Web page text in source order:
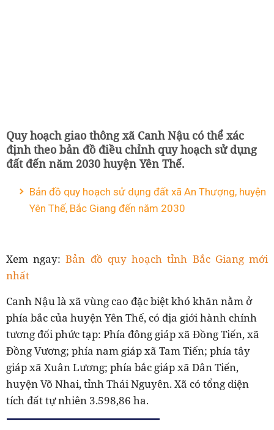
Quy hoạch giao thông xã Canh Nậu có thể xác
định theo bản đồ điều chỉnh quy hoạch sử dụng
đất đến năm 2030 huyện Yên Thế.
Bản đồ quy hoạch sử dụng đất xã An Thượng, huyện
Yên Thế, Bắc Giang đến năm 2030
Xem ngay:Bản đồ quy hoạch tỉnh Bắc Giang mới
nhất
Canh Nậu là xã vùng cao đặc biệt khó khăn nằm ở
phía bắc của huyện Yên Thế, có địa giới hành chính
tương đối phức tạp: Phía đông giáp xã Đồng Tiến, xã
Đồng Vương; phía nam giáp xã Tam Tiến; phía tây
giáp xã Xuân Lương; phía bắc giáp xã Dân Tiến,
huyện Võ Nhai, tỉnh Thái Nguyên. Xã có tổng diện
tích đất tự nhiên 3.598,86 ha.